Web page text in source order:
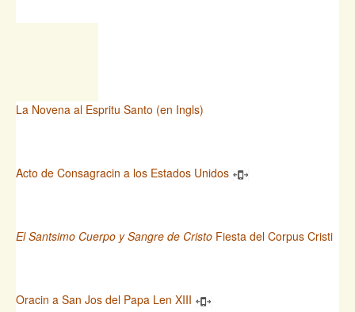
La Novena al Espritu Santo (en Ingls)
Acto de Consagracin a los Estados Unidos
El Santsimo Cuerpo y Sangre de Cristo Fiesta del Corpus Cristi
Oracin a San Jos del Papa Len XIII